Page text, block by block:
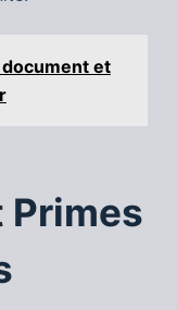
et
Primes